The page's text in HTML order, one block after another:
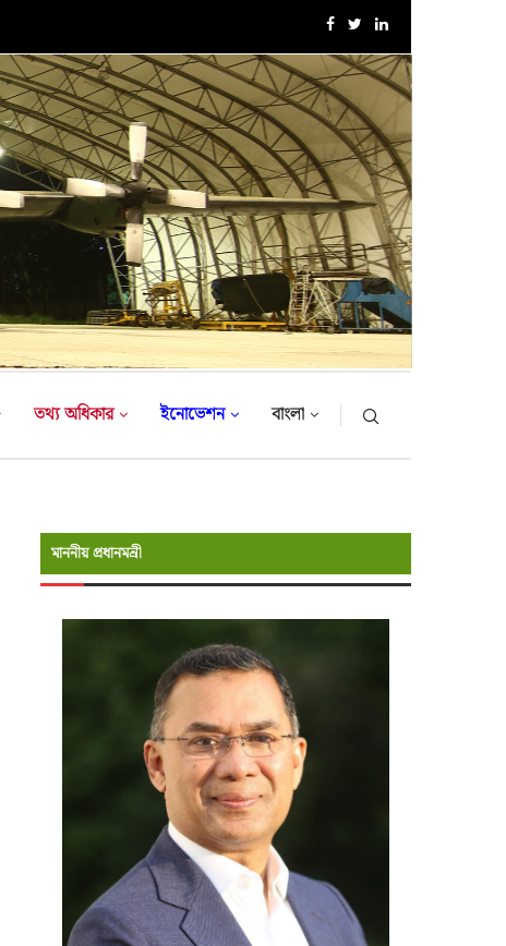
১৮-তম নৌবাহিনী প্রধান হিসেবে নিয়োগ পেলেন রিয়ার এডমিরাল...
তথ্য অধিকার ইনোভেশন বাংলা
মাননীয় প্রধানমন্রী